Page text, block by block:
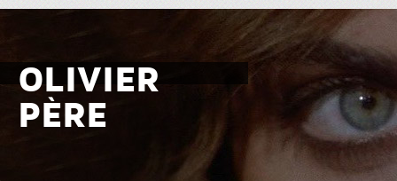
OLIVIER
PÈRE